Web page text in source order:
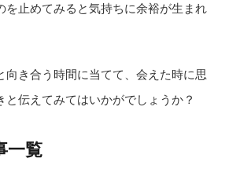
を止めてみると気持ちに余裕が生まれ
向き合う時間に当てて、会えた時に思
と伝えてみてはいかがでしょうか？
一覧